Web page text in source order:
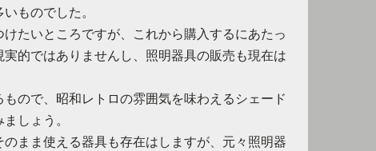
ものでした。
たいところですが、これから購入するにあたっ
的ではありませんし、照明器具の販売も現在は
ので、昭和レトロの雰囲気を味わえるシェード
しょう。
まま使える器具も存在はしますが、元々照明器